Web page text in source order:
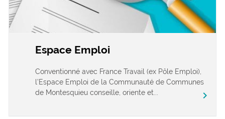
Espace Emploi
Conventionné avec France Travail (ex Pôle Emploi),
l’Espace Emploi de la Communauté de Communes
de Montesquieu conseille, oriente et...
chevron_right